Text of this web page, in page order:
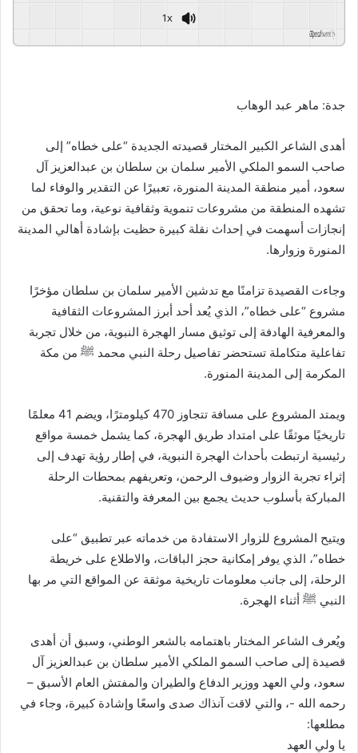
1x
Powered By
جدة: ماهر عبد الوهاب
أهدى الشاعر الكبير المختار قصيدته الجديدة “على خطاه” إلى
صاحب السمو الملكي الأمير سلمان بن سلطان بن عبدالعزيز آل
سعود، أمير منطقة المدينة المنورة، تعبيرًا عن التقدير والوفاء لما
تشهده المنطقة من مشروعات تنموية وثقافية نوعية، وما تحقق من
إنجازات أسهمت في إحداث نقلة كبيرة حظيت بإشادة أهالي المدينة
المنورة وزوارها.
وجاءت القصيدة تزامنًا مع تدشين الأمير سلمان بن سلطان مؤخرًا
مشروع “على خطاه”، الذي يُعد أحد أبرز المشروعات الثقافية
والمعرفية الهادفة إلى توثيق مسار الهجرة النبوية، من خلال تجربة
تفاعلية متكاملة تستحضر تفاصيل رحلة النبي محمد ﷺ من مكة
المكرمة إلى المدينة المنورة.
ويمتد المشروع على مسافة تتجاوز 470 كيلومترًا، ويضم 41 معلمًا
تاريخيًا موثقًا على امتداد طريق الهجرة، كما يشمل خمسة مواقع
رئيسية ارتبطت بأحداث الهجرة النبوية، في إطار رؤية تهدف إلى
إثراء تجربة الزوار وضيوف الرحمن، وتعريفهم بمحطات الرحلة
المباركة بأسلوب حديث يجمع بين المعرفة والتقنية.
ويتيح المشروع للزوار الاستفادة من خدماته عبر تطبيق “على
خطاه”، الذي يوفر إمكانية حجز الباقات، والاطلاع على خريطة
الرحلة، إلى جانب معلومات تاريخية موثقة عن المواقع التي مر بها
النبي ﷺ أثناء الهجرة.
ويُعرف الشاعر المختار باهتمامه بالشعر الوطني، وسبق أن أهدى
قصيدة إلى صاحب السمو الملكي الأمير سلطان بن عبدالعزيز آل
سعود، ولي العهد ووزير الدفاع والطيران والمفتش العام الأسبق –
رحمه الله -، والتي لاقت آنذاك صدى واسعًا وإشادة كبيرة، وجاء في
مطلعها:
يا ولي العهد